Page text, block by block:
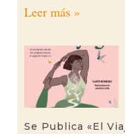
Leer más »
Se Publica «El